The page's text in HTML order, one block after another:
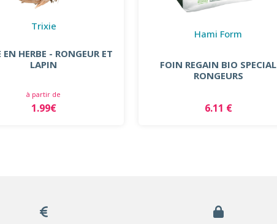
Trixie
EN HERBE - RONGEUR ET
LAPIN
à partir de
1.99€
Hami Form
FOIN REGAIN BIO SPECIAL
RONGEURS
6.11 €